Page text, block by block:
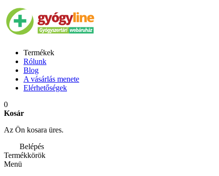
Termékek
Rólunk
Blog
A vásárlás menete
Elérhetőségek
0
Kosár
Az Ön kosara üres.
Belépés
Termékkörök
Menü